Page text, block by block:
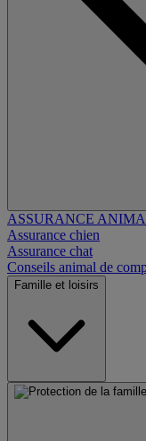
ASSURANCE
Assurance chien
Assurance chat
Conseils animal de
Famille et loisirs